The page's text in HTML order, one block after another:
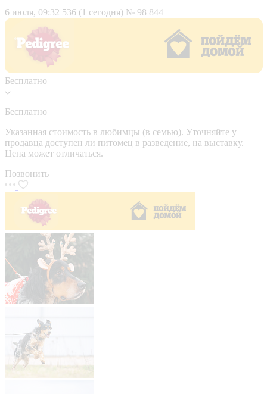
6 июля, 09:32 536 (1 сегодня) № 98 844
Бесплатно
Бесплатно
Указанная стоимость в любимцы (в семью). Уточняйте у
продавца доступен ли питомец в разведение, на выставку.
Цена может отличаться.
Позвонить